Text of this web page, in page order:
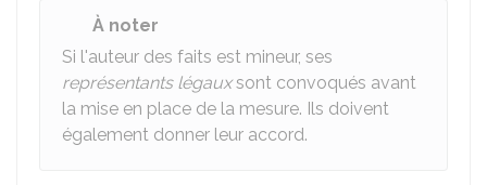
À noter
Si l'auteur des faits est mineur, ses
représentants légauxsont convoqués avant
la mise en place de la mesure. Ils doivent
également donner leur accord.